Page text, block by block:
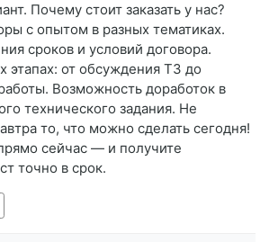
Почему стоит заказать у нас?
с опытом в разных тематиках.
сроков и условий договора.
этапах: от обсуждения ТЗ до
Возможность доработок в
технического задания. Не
то, что можно сделать сегодня!
сейчас — и получите
точно в срок.